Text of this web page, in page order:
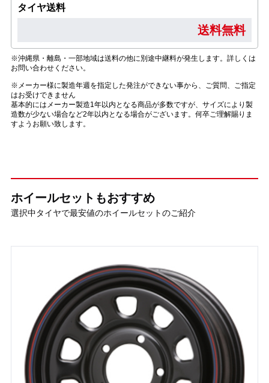
タイヤ送料
送料無料
※沖縄県・離島・一部地域は送料の他に別途中継料が発生します。詳しくは
お問い合わせください。
※メーカー様に製造年週を指定した発注ができない事から、ご質問、ご指定
はお受けできません
基本的にはメーカー製造1年以内となる商品が多数ですが、サイズにより製
造数が少ない場合など2年以内となる場合がございます。何卒ご理解賜りま
すようお願い致します。
ホイールセットもおすすめ
選択中タイヤで最安値のホイールセットのご紹介